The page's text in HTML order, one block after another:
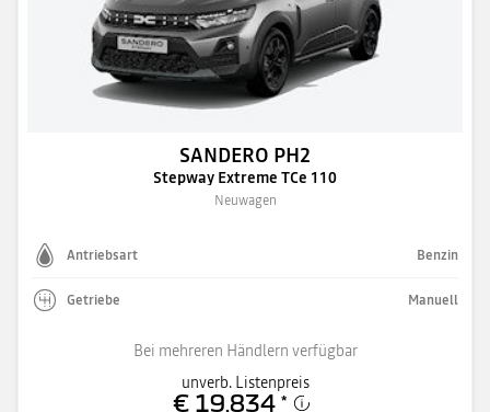
SANDERO PH2
Stepway Extreme TCe 110
Neuwagen
Antriebsart Benzin
Getriebe Manuell
Bei mehreren Händlern verfügbar
unverb. Listenpreis
€ 19.834 *